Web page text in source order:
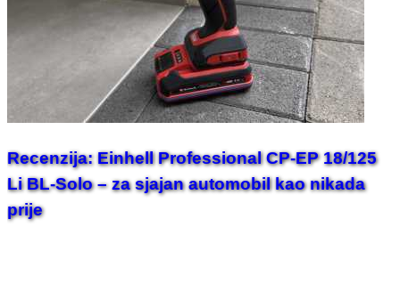
Recenzija: Einhell Professional CP-EP 18/125
Li BL-Solo – za sjajan automobil kao nikada
prije